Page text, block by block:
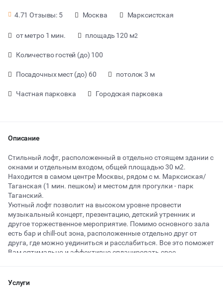
4.71 Отзывы: 5 Москва Марксистская
от метро 1 мин. площадь 120 м2
Количество гостей (до) 100
Посадочных мест (до) 60 потолок 3 м
Частная парковка Городская парковка
Описание
Стильный лофт, расположенный в отдельно стоящем здании с
окнами и отдельным входом, общей площадью 30 м2.
Находится в самом центре Москвы, рядом с м. Марксиская/
Таганская (1 мин. пешком) и местом для прогулки - парк
Таганский.
Уютный лофт позволит на высоком уровне провести
музыкальный концерт, презентацию, детский утренник и
другое торжественное мероприятие. Помимо основного зала
есть бар и chill-out зона, расположенные отдельно друг от
друга, где можно уединиться и расслабиться. Все это поможет
Вам оптимально и эффективно спланировать свое
большой выбор дополнительных услуг.
Услуги
от 1300 ₽ за час
Тип мероприятия
ВЕЧЕРИНКИ
ДЕНЬ РОЖДЕНИЯ